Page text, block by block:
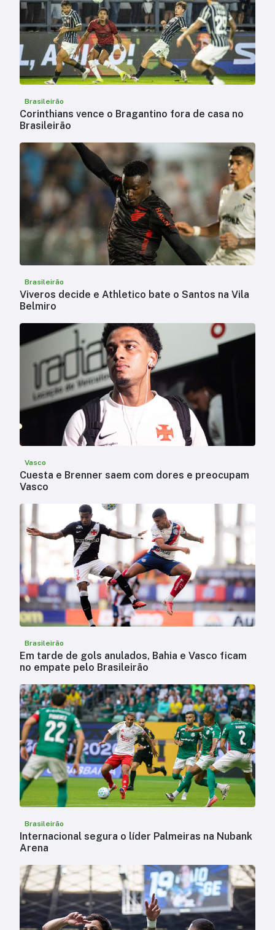
Brasileirão
Corinthians vence o Bragantino fora de casa no
Brasileirão
Brasileirão
Viveros decide e Athletico bate o Santos na Vila
Belmiro
Vasco
Cuesta e Brenner saem com dores e preocupam
Vasco
Brasileirão
Em tarde de gols anulados, Bahia e Vasco ficam
no empate pelo Brasileirão
Brasileirão
Internacional segura o líder Palmeiras na Nubank
Arena